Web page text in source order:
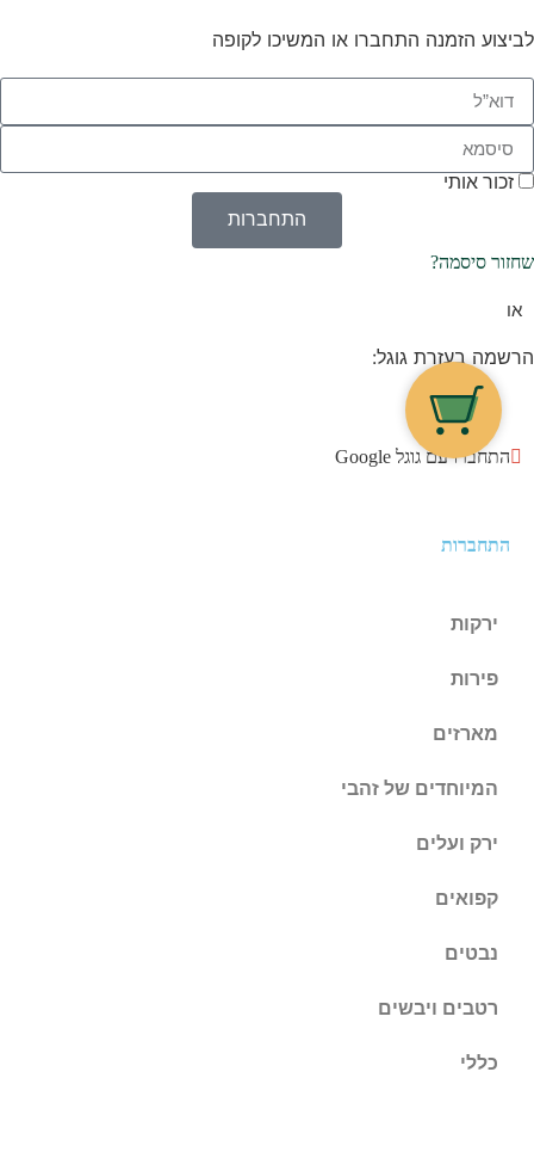
לביצוע הזמנה התחברו או המשיכו לקופה
זכור אותי
התחברות
שחזור סיסמה?
או
הרשמה בעזרת גוגל:
התחברו עם גוגל Google
התחברות
ירקות
פירות
מארזים
המיוחדים של זהבי
ירק ועלים
קפואים
נבטים
רטבים ויבשים
כללי